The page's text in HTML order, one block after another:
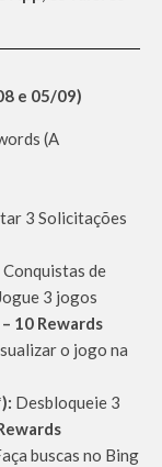
e 05/09)
(A
3 Solicitações
de
3 jogos
– 10 Rewards
o jogo na
Desbloqueie 3
buscas no Bing